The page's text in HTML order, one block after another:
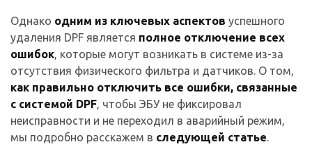
Однако одним из ключевых аспектов успешного
удаления DPF является полное отключение всех
ошибок, которые могут возникать в системе из-за
отсутствия физического фильтра и датчиков. О том,
как правильно отключить все ошибки, связанные
с системой DPF, чтобы ЭБУ не фиксировал
неисправности и не переходил в аварийный режим,
мы подробно расскажем в следующей статье.